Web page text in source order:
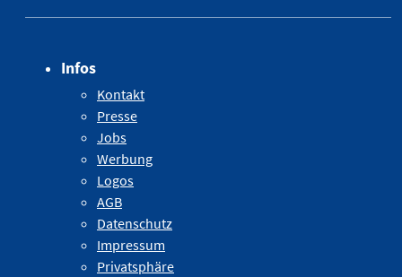
Infos
Kontakt
Presse
Jobs
Werbung
Logos
AGB
Datenschutz
Impressum
Privatsphäre